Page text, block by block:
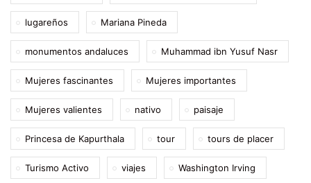
lugareños Mariana Pineda
monumentos andaluces Muhammad ibn Yusuf Nasr
Mujeres fascinantes Mujeres importantes
Mujeres valientes nativo paisaje
Princesa de Kapurthala tour tours de placer
Turismo Activo viajes Washington Irving